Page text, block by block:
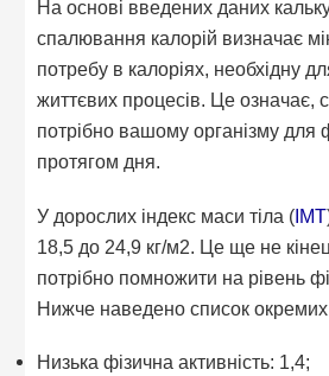
На основі введених даних
спалювання калорій визначає
потребу в калоріях, необхідну
життєвих процесів. Це означає,
потрібно вашому організму для
протягом дня.
У дорослих індекс маси тіла (ІМТ
18,5 до 24,9 кг/м2. Це ще не
потрібно помножити на рівень
Нижче наведено список окремих
Низька фізична активність: 1,4;